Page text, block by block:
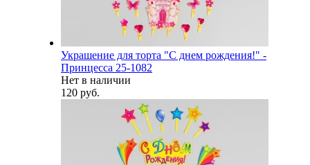
Украшение для торта "С днем рождения!" -
Принцесса 25-1082
Нет в наличии
120 руб.